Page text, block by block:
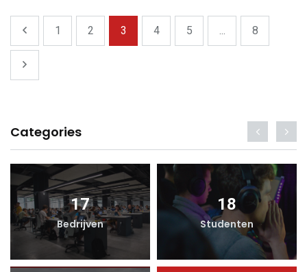
1 2 3 4 5 ... 8
Categories
17
Bedrijven
18
Studenten